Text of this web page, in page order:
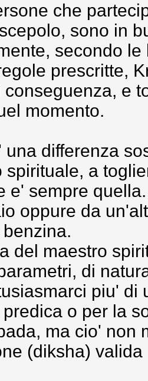
che
sono in
secondo
prescritte,
conseguenza, e
momento.
una differenza
spirituale, a
e' sempre
oppure da
del maestro
di
piu' di
o per la
ma cio' non
(diksha)